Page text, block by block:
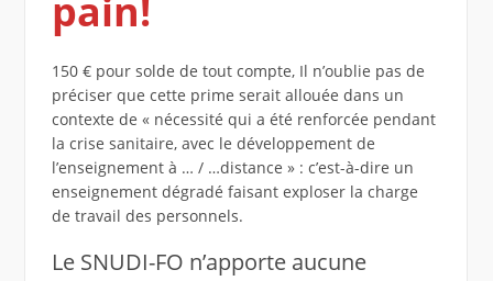
pain!
150 € pour solde de tout compte, Il n’oublie pas de
préciser que cette prime serait allouée dans un
contexte de « nécessité qui a été renforcée pendant
la crise sanitaire, avec le développement de
l’enseignement à … / …distance » : c’est-à-dire un
enseignement dégradé faisant exploser la charge
de travail des personnels.
Le SNUDI-FO n’apporte aucune